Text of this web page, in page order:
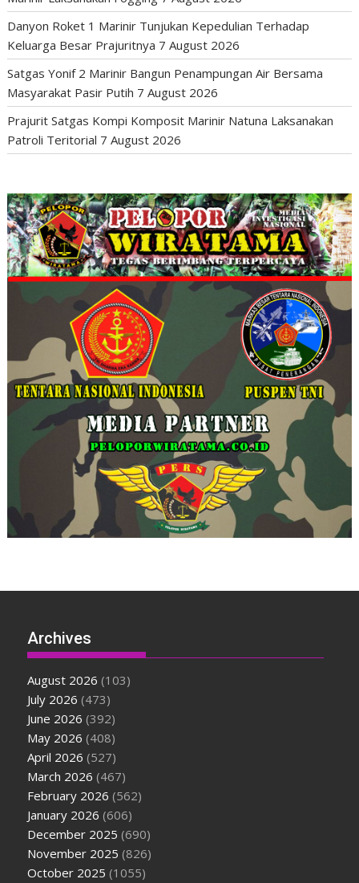
Danyon Roket 1 Marinir Tunjukan Kepedulian Terhadap
Keluarga Besar Prajuritnya 7 August 2026
Satgas Yonif 2 Marinir Bangun Penampungan Air Bersama
Masyarakat Pasir Putih 7 August 2026
Prajurit Satgas Kompi Komposit Marinir Natuna Laksanakan
Patroli Teritorial 7 August 2026
Archives
August 2026 (103)
July 2026 (473)
June 2026 (392)
May 2026 (408)
April 2026 (527)
March 2026 (467)
February 2026 (562)
January 2026 (606)
December 2025 (690)
November 2025 (826)
October 2025 (1055)